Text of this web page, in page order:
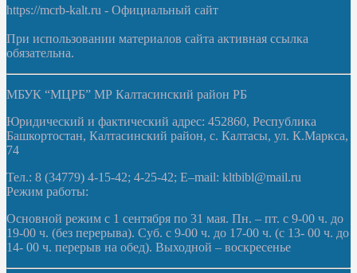
https://mcrb-kalt.ru - Официальный сайт
При использовании материалов сайта активная ссылка
обязательна.
МБУК “МЦРБ” МР Калтасинский район РБ
Юридический и фактический адрес: 452860, Республика
Башкортостан, Калтасинский район, с. Калтасы, ул. К.Маркса,
74
Тел.: 8 (34779) 4-15-42; 4-25-42; E–mail: kltbibl@mail.ru
Режим работы:
Основной режим с 1 сентября по 31 мая. Пн. – пт. с 9-00 ч. до
19-00 ч. (без перерыва). Суб. с 9-00 ч. до 17-00 ч. (с 13- 00 ч. до
14- 00 ч. перерыв на обед). Выходной – воскресенье